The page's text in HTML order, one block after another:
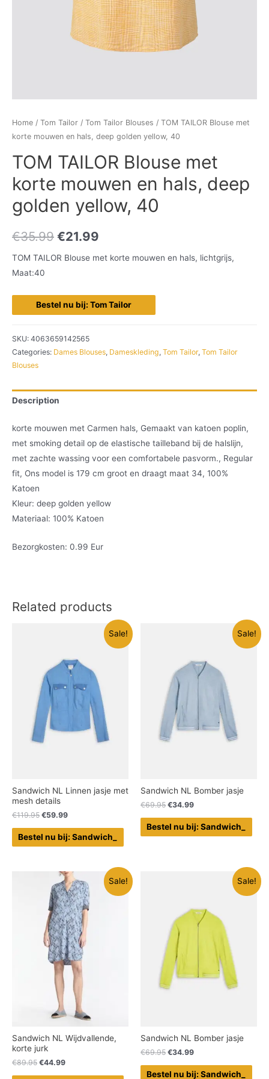
Home / Tom Tailor / Tom Tailor Blouses / TOM TAILOR Blouse met
korte mouwen en hals, deep golden yellow, 40
TOM TAILOR Blouse met
korte mouwen en hals, deep
golden yellow, 40
€35.99 €21.99
TOM TAILOR Blouse met korte mouwen en hals, lichtgrijs,
Maat:40
Bestel nu bij: Tom Tailor
SKU: 4063659142565
Categories: Dames Blouses, Dameskleding, Tom Tailor, Tom Tailor
Blouses
Description
korte mouwen met Carmen hals, Gemaakt van katoen poplin,
met smoking detail op de elastische tailleband bij de halslijn,
met zachte wassing voor een comfortabele pasvorm., Regular
fit, Ons model is 179 cm groot en draagt maat 34, 100%
Katoen
Kleur: deep golden yellow
Materiaal: 100% Katoen
Bezorgkosten: 0.99 Eur
Related products
Sale!
Sandwich NL Linnen jasje met
mesh details
€119.95 €59.99
Bestel nu bij: Sandwich_
Sale!
Sandwich NL Bomber jasje
€69.95 €34.99
Bestel nu bij: Sandwich_
Sale!
Sandwich NL Wijdvallende,
korte jurk
€89.95 €44.99
Sale!
Sandwich NL Bomber jasje
€69.95 €34.99
Bestel nu bij: Sandwich_